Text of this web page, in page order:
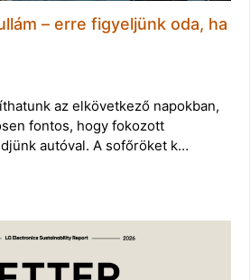
– erre figyeljünk oda, ha
az elkövetkező napokban,
fontos, hogy fokozott
autóval. A sofőröket k…